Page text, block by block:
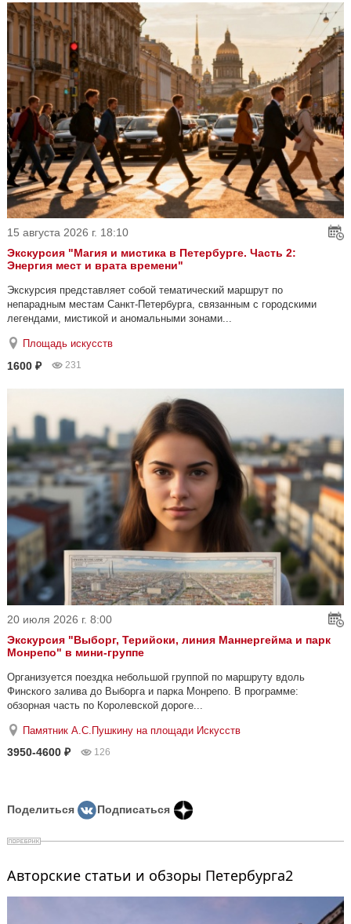
15 августа 2026 г. 18:10
Экскурсия "Магия и мистика в Петербурге. Часть 2:
Энергия мест и врата времени"
Экскурсия представляет собой тематический маршрут по
непарадным местам Санкт-Петербурга, связанным с городскими
легендами, мистикой и аномальными зонами...
Площадь искусств
1600 ₽ 231
20 июля 2026 г. 8:00
Экскурсия "Выборг, Терийоки, линия Маннергейма и парк
Монрепо" в мини-группе
Организуется поездка небольшой группой по маршруту вдоль
Финского залива до Выборга и парка Монрепо. В программе:
обзорная часть по Королевской дороге...
Памятник А.С.Пушкину на площади Искусств
3950-4600 ₽ 126
Поделиться Подписаться
Авторские статьи и обзоры Петербурга2